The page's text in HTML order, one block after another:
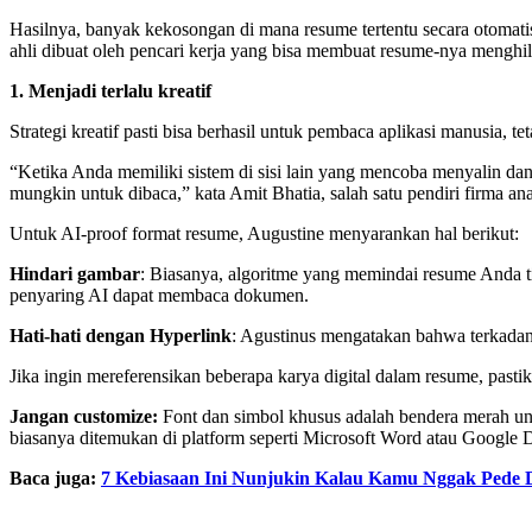
Hasilnya, banyak kekosongan di mana resume tertentu secara
ahli dibuat oleh pencari kerja yang bisa membuat resume-nya
1. Menjadi terlalu kreatif
Strategi kreatif pasti bisa berhasil untuk pembaca aplikasi manusia,
“Ketika Anda memiliki sistem di sisi lain yang mencoba menyalin
mungkin untuk dibaca,” kata Amit Bhatia, salah satu pendiri firma
Untuk AI-proof format resume, Augustine menyarankan hal berikut:
Hindari gambar: Biasanya, algoritme yang memindai resume Anda
penyaring AI dapat membaca dokumen.
Hati-hati dengan Hyperlink: Agustinus mengatakan bahwa
Jika ingin mereferensikan beberapa karya digital dalam resume,
Jangan customize: Font dan simbol khusus adalah bendera merah
biasanya ditemukan di platform seperti Microsoft Word atau Google
Baca juga: 7 Kebiasaan Ini Nunjukin Kalau Kamu Nggak Pede